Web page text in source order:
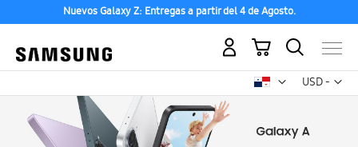
Nuevos Galaxy Z: Entregas a partir del 4 de Agosto.
USD -
dólar
Mi carrito